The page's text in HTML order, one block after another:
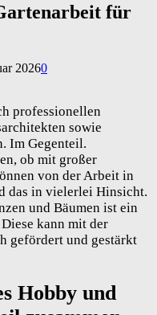
für
20260
professionellen
sowie
Im Gegenteil.
ob mit großer
von der Arbeit in
das in vielerlei Hinsicht.
und Bäumen ist ein
kann mit der
gefördert und gestärkt
Hobby und